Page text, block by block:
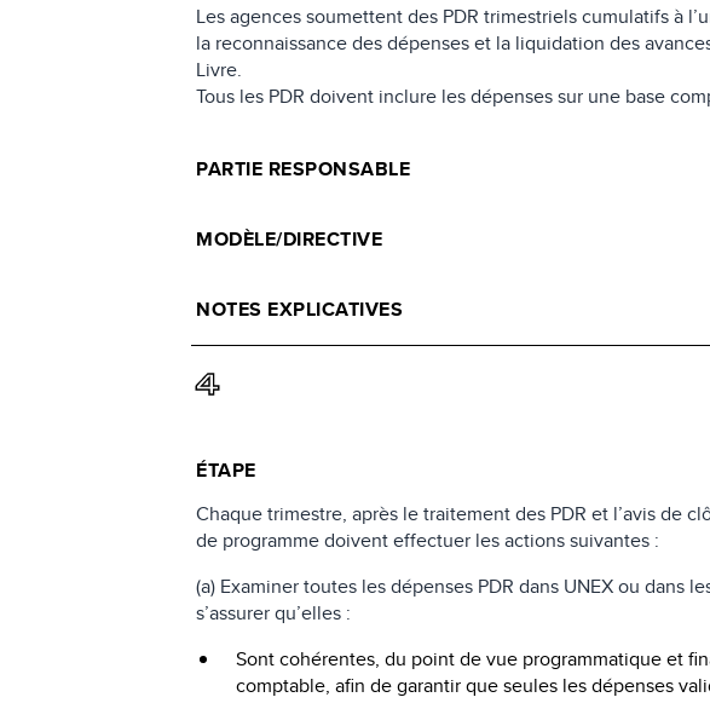
Les agences soumettent des PDR trimestriels cumulatifs à
la reconnaissance des dépenses et la liquidation des
Livre.
Tous les PDR doivent inclure les dépenses sur une base
PARTIE RESPONSABLE
MODÈLE/DIRECTIVE
NOTES EXPLICATIVES
4
ÉTAPE
Chaque trimestre, après le traitement des PDR et l’avis de
de programme doivent effectuer les actions suivantes :
(a) Examiner toutes les dépenses PDR dans UNEX ou dans
s’assurer qu’elles :
Sont cohérentes, du point de vue programmatique et
comptable, afin de garantir que seules les dépenses